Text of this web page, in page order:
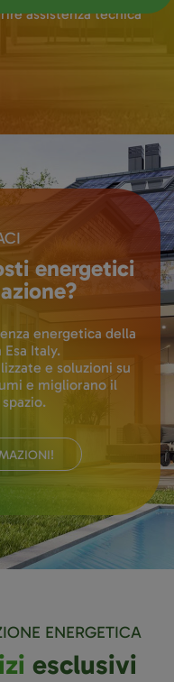
assistenza tecnica
energetici
energetica della
Italy.
e soluzioni su
e migliorano il
ENERGETICA
esclusivi